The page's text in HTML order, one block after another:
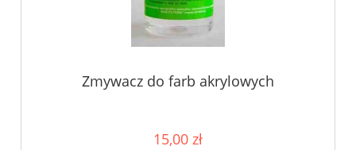
Zmywacz do farb akrylowych
15,00 zł